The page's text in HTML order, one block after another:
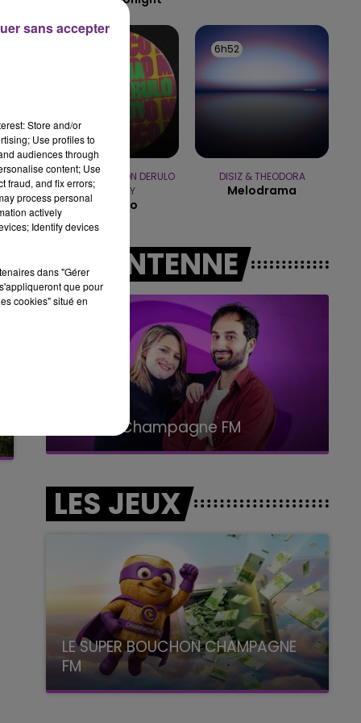
14h00 - 15h00
LA RADIO POP
DJ GOJA & JASON DERULO
& MELODY
Mi Chico
6h52
6h52
DISIZ & THEODORA
Melodrama
A L'ANTENNE
Le Club Champagne FM
LES JEUX
LE SUPER BOUCHON CHAMPAGNE
FM
avec La Famille Champagne FM, à 8H10
Store and/or
Use profiles to
audiences through
content; Use
fraud, and fix errors;
process personal
actively
Identify devices
dans "Gérer
que pour
cookies" situé en
sans accepter